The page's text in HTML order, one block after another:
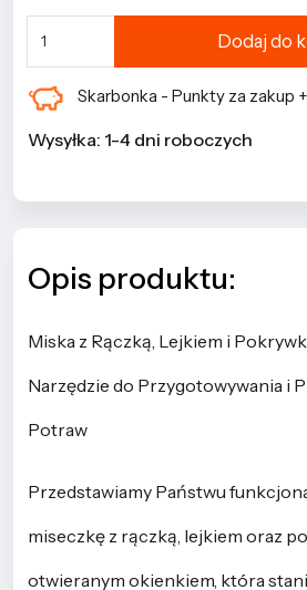
Dodaj do
Skarbonka - Punkty za zakup
Wysyłka: 1-4 dni roboczych
Opis produktu:
Miska z Rączką, Lejkiem i
Narzędzie do Przygotowywania i
Potraw
Przedstawiamy Państwu
miseczkę z rączką, lejkiem oraz
otwieranym okienkiem, która